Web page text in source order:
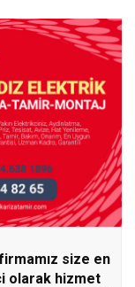
size en
olarak hizmet